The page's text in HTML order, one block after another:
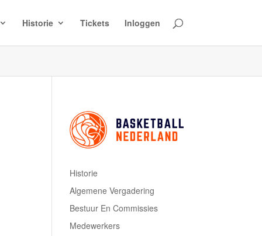
Historie Tickets Inloggen
Historie
Algemene Vergadering
Bestuur En Commissies
Medewerkers